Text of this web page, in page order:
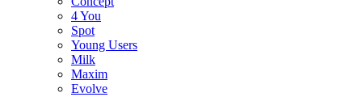
4 You
Spot
Young Users
Milk
Maxim
Evolve